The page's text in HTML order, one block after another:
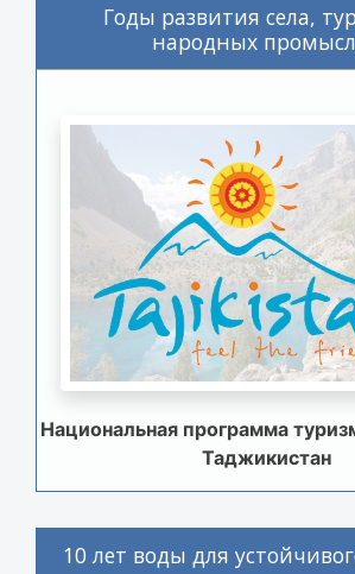
Годы развития села,
народных
Национальная программа
Таджикистан
10 лет воды для